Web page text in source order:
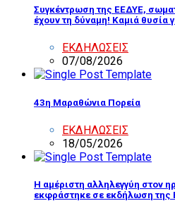
Συγκέντρωση της ΕΕΔΥΕ,
έχουν τη δύναμη! Καμιά θυσία
ΕΚΔΗΛΩΣΕΙΣ
07/08/2026
43η Μαραθώνια Πορεία
ΕΚΔΗΛΩΣΕΙΣ
18/05/2026
Η αμέριστη αλληλεγγύη στον
εκφράστηκε σε εκδήλωση της